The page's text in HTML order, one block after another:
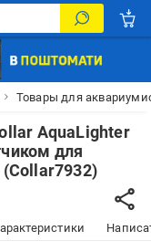
Товары для
AquaLighter
для